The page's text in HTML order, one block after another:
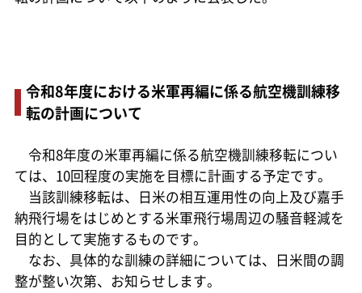
令和8年度における米軍再編に係る航空機訓練移
転の計画について
令和8年度の米軍再編に係る航空機訓練移転につい
ては、10回程度の実施を目標に計画する予定です。
当該訓練移転は、日米の相互運用性の向上及び嘉手
納飛行場をはじめとする米軍飛行場周辺の騒音軽減を
目的として実施するものです。
なお、具体的な訓練の詳細については、日米間の調
整が整い次第、お知らせします。